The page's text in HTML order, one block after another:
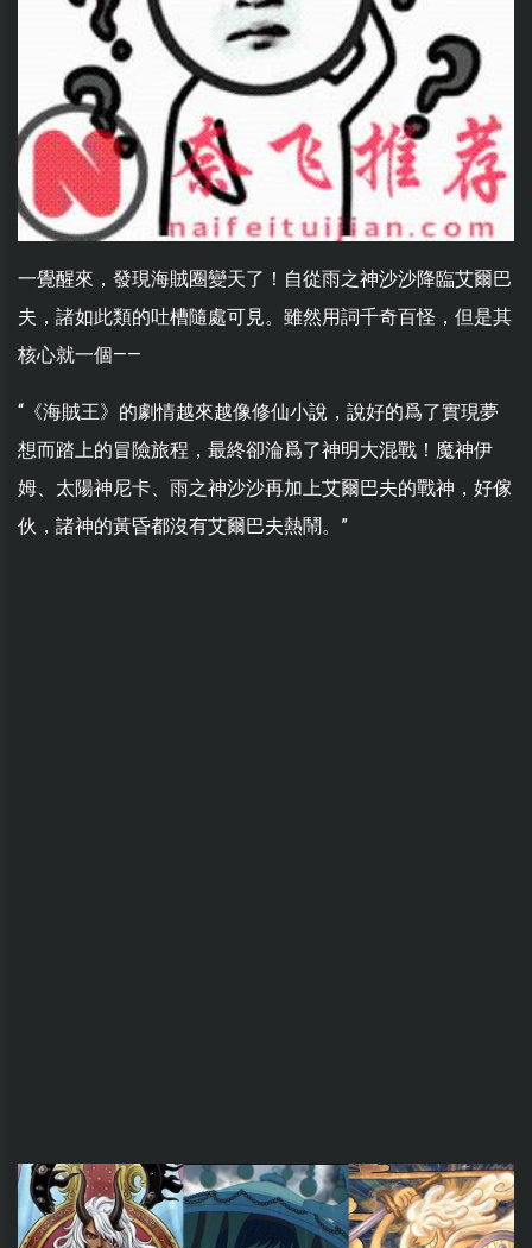
一覺醒來，發現海賊圈變天了！自從雨之神沙沙降臨艾爾巴
夫，諸如此類的吐槽隨處可見。雖然用詞千奇百怪，但是其
核心就一個——
“《海賊王》的劇情越來越像修仙小說，說好的爲了實現夢
想而踏上的冒險旅程，最終卻淪爲了神明大混戰！魔神伊
姆、太陽神尼卡、雨之神沙沙再加上艾爾巴夫的戰神，好傢
伙，諸神的黃昏都沒有艾爾巴夫熱鬧。”